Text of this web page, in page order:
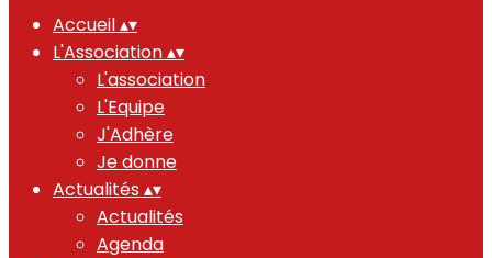
Accueil▴▾
L'Association▴▾
L'association
L'Equipe
J'Adhère
Je donne
Actualités ▴▾
Actualités
Agenda